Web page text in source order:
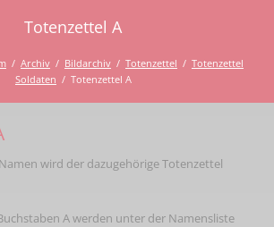
Totenzettel A
Archiv Bildarchiv Totenzettel
Totenzettel
Soldaten
Totenzettel A
wird der dazugehörige Totenzettel
A werden unter der Namensliste